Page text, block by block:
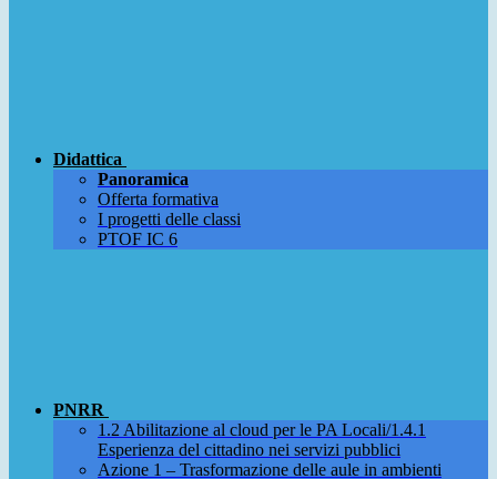
Didattica
Panoramica
Offerta formativa
I progetti delle classi
PTOF IC 6
PNRR
1.2 Abilitazione al cloud per le PA Locali/1.4.1
Esperienza del cittadino nei servizi pubblici
Azione 1 – Trasformazione delle aule in ambienti